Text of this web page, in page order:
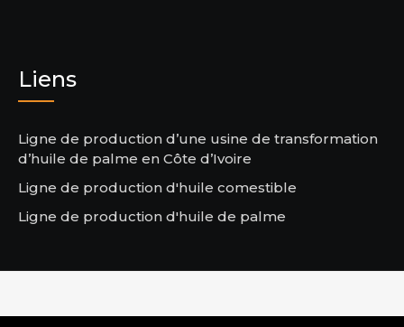
Liens
Ligne de production d’une usine de transformation
d’huile de palme en Côte d’Ivoire
Ligne de production d'huile comestible
Ligne de production d'huile de palme